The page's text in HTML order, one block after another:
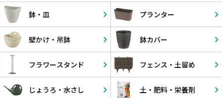
鉢・皿 プランター
壁かけ・ 吊鉢 鉢カバー
フラワースタンド フェンス・ 土留め
じょうろ・ 水さし 土・肥料・ 栄養剤